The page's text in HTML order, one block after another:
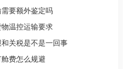
要额外鉴定吗
温控运输要求
关税是不是一回事
费怎么规避